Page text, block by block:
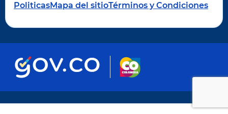
PoliticasMapa del sitioTérminos y Condiciones